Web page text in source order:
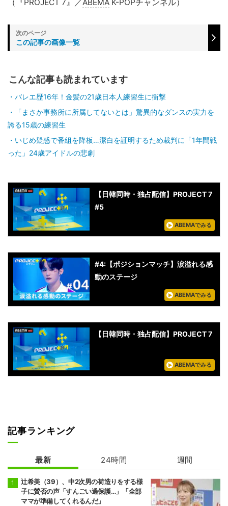
（『PROJECT 7』／ABEMA K-POPチャンネル）
この記事の画像一覧
こんな記事も読まれています
バレエ歴16年！金髪の21歳日本人練習生に衝撃
「まさか事務所に所属してないとは」驚異的なダンスの実力を
誇る15歳の練習生
いじめ疑惑で番組を降板…潔白を証明するため裁判に「1年間戦
った」24歳アイドルの悲劇
【日韓同時・独占配信】PROJECT 7
#5
ABEMAでみる
#4:【ポジションマッチ】涙溢れる感
動のステージ
ABEMAでみる
【日韓同時・独占配信】PROJECT 7
ABEMAでみる
記事ランキング
最新 24時間 週間
辻希美（39）、中2次男の荷造りをする様
子に賛否の声「すんごい過保護…」「全部
ママが準備してくれるんだ」